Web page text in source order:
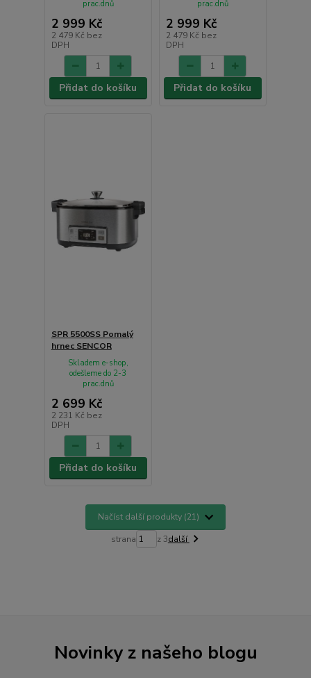
2 999 Kč
2 479 Kč bez
DPH
prac.dnů
Přidat do košíku
2 999 Kč
2 479 Kč bez
DPH
prac.dnů
Přidat do košíku
SPR 5500SS Pomalý
hrnec SENCOR
2 699 Kč
2 231 Kč bez
DPH
Skladem e-shop,
odešleme do 2-3
prac.dnů
Přidat do košíku
Načíst další produkty (21)
strana z 3další
Novinky z našeho blogu